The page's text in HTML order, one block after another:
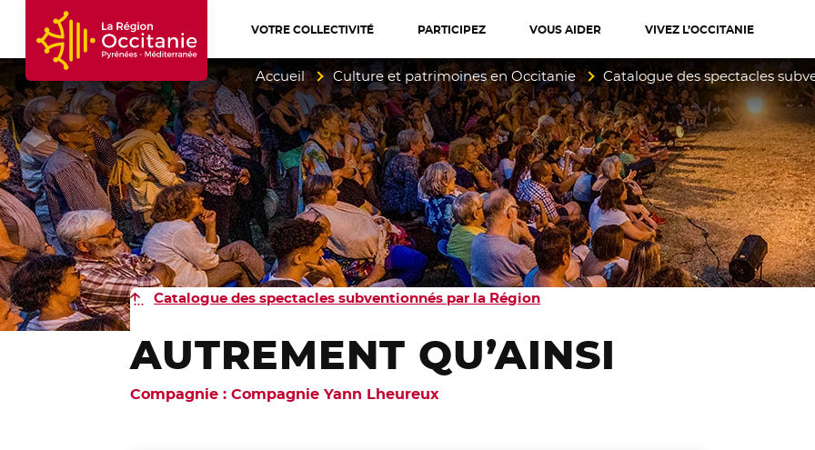
Accueil Région Occitanie / Pyrénées-Méditerranée
VOTRE COLLECTIVITÉ PARTICIPEZ VOUS AIDER VIVEZ L’OCCITANIE
Accueil Culture et patrimoines en Occitanie Catalogue des spectacles
Catalogue des spectacles subventionnés par la Région
AUTREMENT QU’AINSI
Compagnie : Compagnie Yann Lheureux